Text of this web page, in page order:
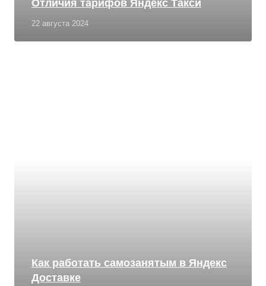
22 августа 2024
Отличия тарифов Яндекс Такси
Как работать самозанятым в Яндекс
Доставке